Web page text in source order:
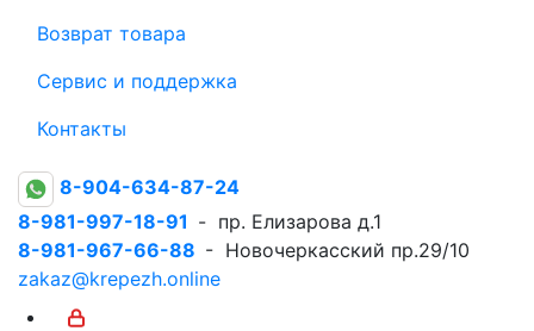
Возврат товара
Сервис и поддержка
Контакты
8-904-634-87-24
8-981-997-18-91 - пр. Елизарова д.1
8-981-967-66-88 - Новочеркасский пр.29/10
zakaz@krepezh.online